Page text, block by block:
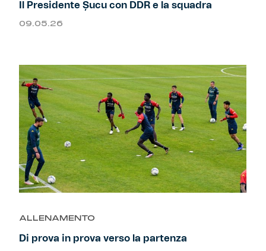
Il Presidente Șucu con DDR e la squadra
09.05.26
ALLENAMENTO
Di prova in prova verso la partenza